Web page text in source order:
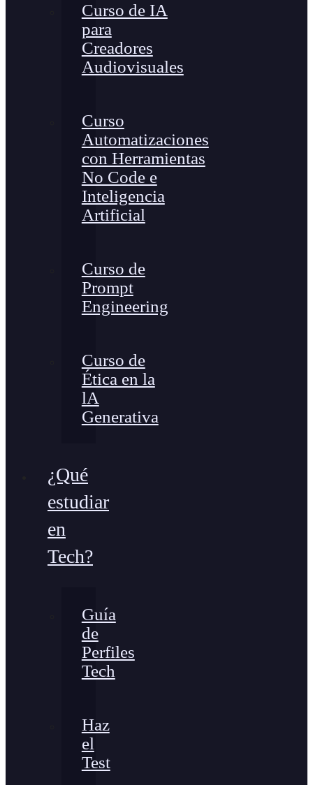
Curso de IA
para
Creadores
Audiovisuales
Curso
Automatizaciones
con Herramientas
No Code e
Inteligencia
Artificial
Curso de
Prompt
Engineering
Curso de
Ética en la
lA
Generativa
¿Qué
estudiar
en
Tech?
Guía
de
Perfiles
Tech
Haz
el
Test